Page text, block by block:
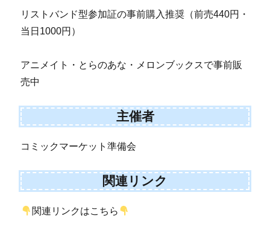
リストバンド型参加証の事前購入推奨（前売440円・
当日1000円）
アニメイト・とらのあな・メロンブックスで事前販
売中
主催者
コミックマーケット準備会
関連リンク
関連リンクはこちら